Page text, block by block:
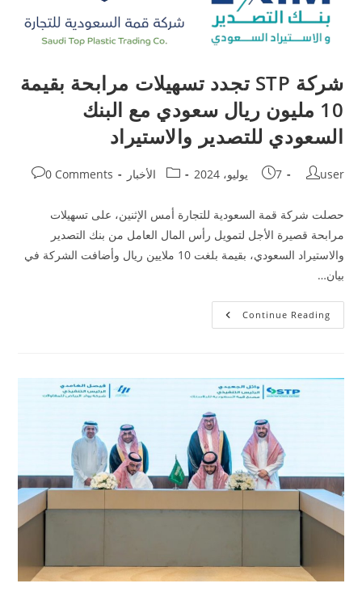
شركة STP تجدد تسهيلات مرابحة بقيمة
10 مليون ريال سعودي مع البنك
السعودي للتصدير والاستيراد
user 7 يوليو، 2024 الأخبار 0 Comments
حصلت شركة قمة السعودية للتجارة أمس الإثنين، على تسهيلات
مرابحة قصيرة الأجل لتمويل رأس المال العامل من بنك التصدير
والاستيراد السعودي، بقيمة بلغت 10 ملايين ريال وأضافت الشركة في
بيان…
Continue Reading